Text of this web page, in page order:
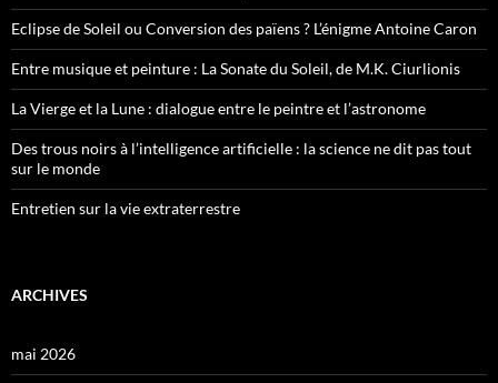
Eclipse de Soleil ou Conversion des païens ? L’énigme Antoine Caron
Entre musique et peinture : La Sonate du Soleil, de M.K. Ciurlionis
La Vierge et la Lune : dialogue entre le peintre et l’astronome
Des trous noirs à l’intelligence artificielle : la science ne dit pas tout
sur le monde
Entretien sur la vie extraterrestre
ARCHIVES
mai 2026